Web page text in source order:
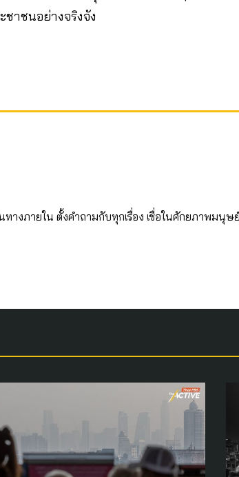
ชาชนอย่างจริงจัง
างภายใน ตั้งคำถามกับทุกเรื่อง เชื่อในศักยภาพมนุษ